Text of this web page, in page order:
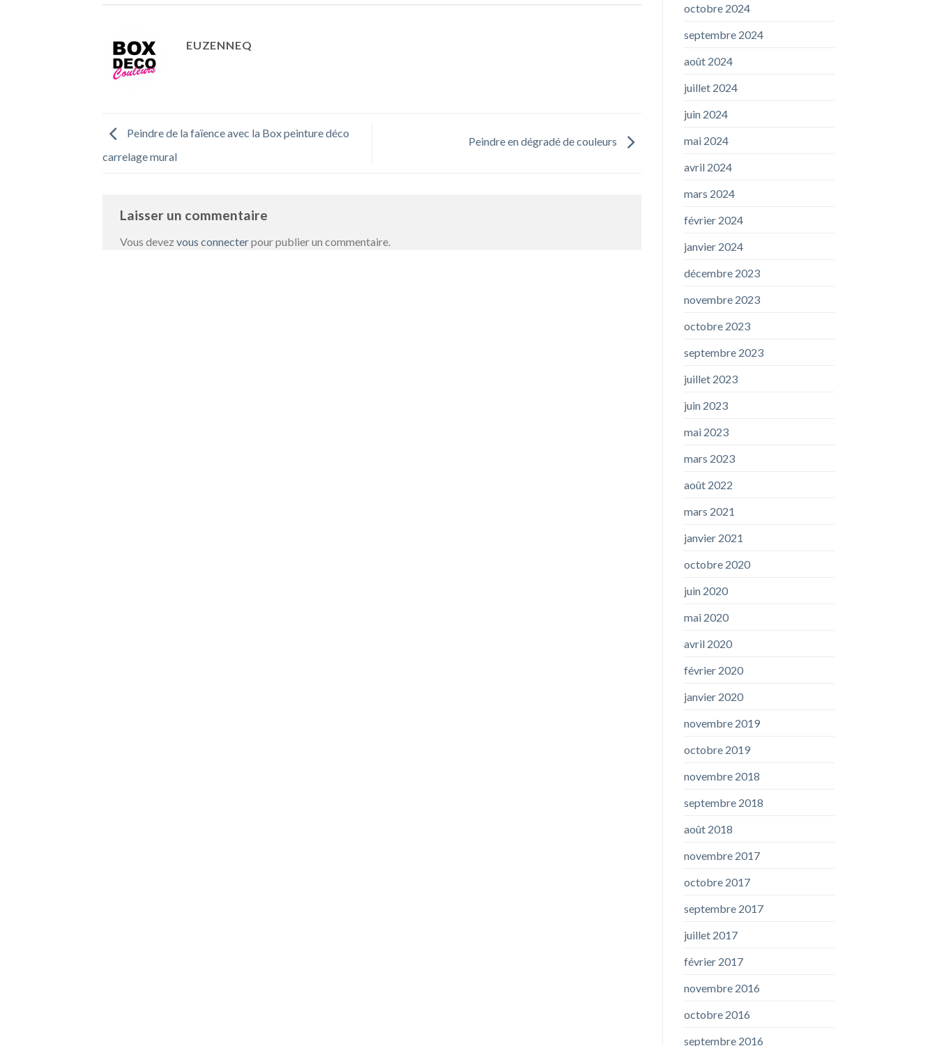
EUZENNEQ
Peindre de la faïence avec la Box peinture déco
carrelage mural
Peindre en dégradé de couleurs
Laisser un commentaire
Vous devez vous connecterpour publier un commentaire.
octobre 2024
septembre 2024
août 2024
juillet 2024
juin 2024
mai 2024
avril 2024
mars 2024
février 2024
janvier 2024
décembre 2023
novembre 2023
octobre 2023
septembre 2023
juillet 2023
juin 2023
mai 2023
mars 2023
août 2022
mars 2021
janvier 2021
octobre 2020
juin 2020
mai 2020
avril 2020
février 2020
janvier 2020
novembre 2019
octobre 2019
novembre 2018
septembre 2018
août 2018
novembre 2017
octobre 2017
septembre 2017
juillet 2017
février 2017
novembre 2016
octobre 2016
septembre 2016